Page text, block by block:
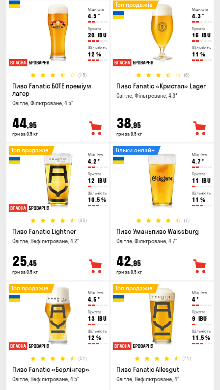
Міцність
4.5 °
Гіркота
20 IBU
Щільність
12 %
(15)
Пиво Fanatic БОТЕ преміум
лагер
Світле, Фільтроване, 4.5°
44,95
грн за 0.5 кг
Міцність
4.3°
Гіркота
16 IBU
Щільність
11 %
(6)
Топ продажів
Пиво Fanatic «Кристал» Lager
Світле, Фільтроване, 4.3°
38,95
грн за 0.5 кг
Міцність
4.2 °
Гіркота
12 IBU
Щільність
10.5 %
(45)
Топ продажів
Пиво Fanatic Lightner
Світле, Нефільтроване, 4.2°
25,45
грн за 0.5 кг
Міцність
4.7 °
Гіркота
11 IBU
Щільність
11 %
(7)
Тільки онлайн
Пиво Уманьпиво Waissburg
Світле, Фільтроване, 4.7°
42,95
грн за 0.5 кг
Міцність
4.5 °
Гіркота
13 IBU
Щільність
12 %
(51)
Топ продажів
Пиво Fanatic «Берлінгер»
Світле, Нефільтроване, 4.5°
Міцність
4°
Гіркота
9 IBU
Щільність
11.5 %
(71)
Топ продажів
Пиво Fanatic Allesgut
Світле, Нефільтроване, 4°